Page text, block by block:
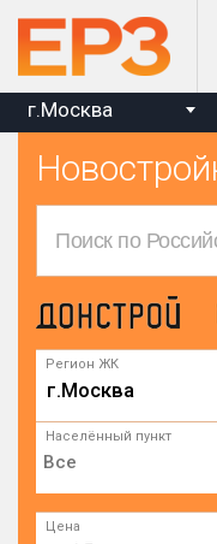
г.Москва
Регион ЖК
г.Москва
Населённый пункт
Цена